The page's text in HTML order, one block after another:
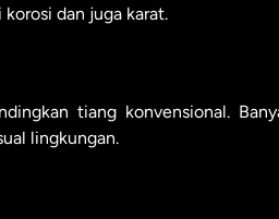
dan juga karat.
tiang konvensional.
lingkungan.